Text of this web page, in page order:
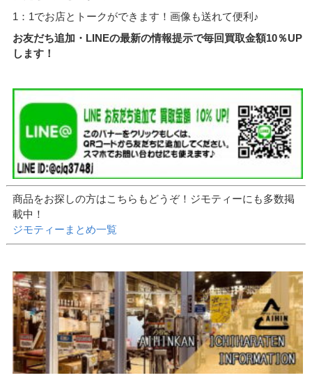
1：1でお店とトークができます！画像も送れて便利♪
お友だち追加・LINEの最新の情報提示で毎回買取金額10％UP
します！
商品をお探しの方はこちらもどうぞ！ジモティーにも多数掲
載中！
ジモティーまとめ一覧